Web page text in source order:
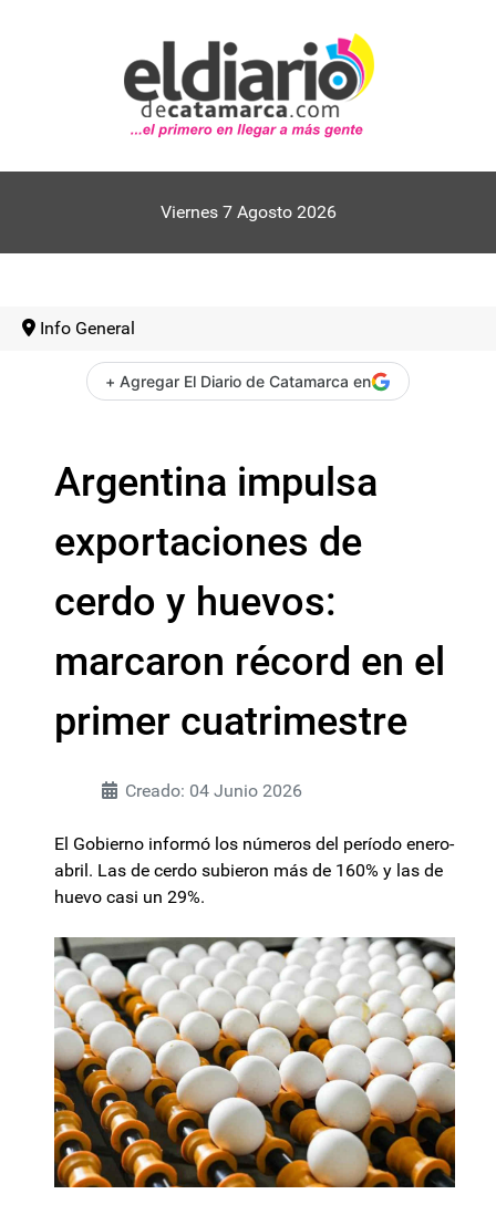
Viernes 7 Agosto 2026
Info General
+ Agregar El Diario de Catamarca en
Argentina impulsa
exportaciones de
cerdo y huevos:
marcaron récord en el
primer cuatrimestre
Creado: 04 Junio 2026
El Gobierno informó los números del período enero-
abril. Las de cerdo subieron más de 160% y las de
huevo casi un 29%.